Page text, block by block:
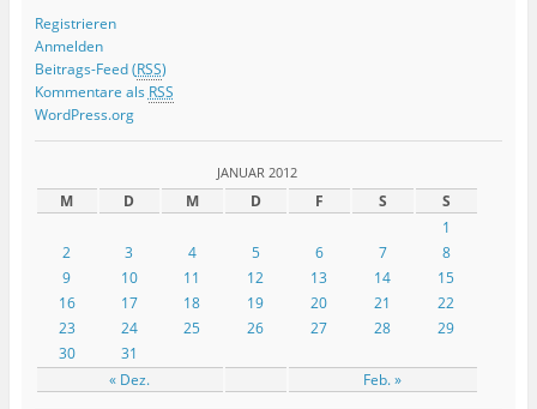
Registrieren
Anmelden
Beitrags-Feed (RSS)
Kommentare als RSS
WordPress.org
JANUAR 2012
M D M D F S S
« Dez. Feb. »
1
2
3 4 5 6 7
8
9
10 11 12 13 14
15
16
17 18 19 20 21
22
23
24 25 26 27 28
29
30
31